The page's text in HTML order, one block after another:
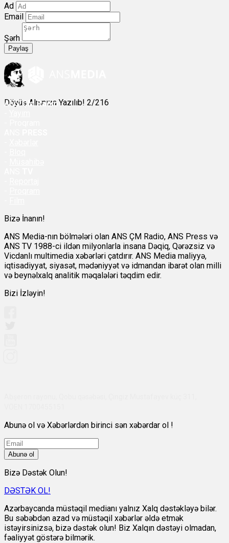
Ad
Email
Şərh
Paylaş
Döyüş Alnınıza Yazılıb! 2/216
ANSÇM Radio
Bizə İnanın!
ANS Media-nın bölmələri olan ANS ÇM Radio, ANS Press və
ANS TV 1988-ci ildən milyonlarla insana Dəqiq, Qərəzsiz və
Vicdanlı multimedia xəbərləri çatdırır. ANS Media maliyyə,
iqtisadiyyat, siyasət, mədəniyyət və idmandan ibarət olan milli
və beynəlxalq analitik məqalələri təqdim edir.
Bizi İzləyin!
Abunə ol və Xəbərlərdən birinci sən xəbərdar ol !
Abunə ol
Bizə Dəstək Olun!
DƏSTƏK OL!
Azərbaycanda müstəqil medianı yalnız Xalq dəstəkləyə bilər.
Bu səbəbdən azad və müstəqil xəbərlər əldə etmək
istəyirsinizsə, bizə dəstək olun! Biz Xalqın dəstəyi olmadan,
fəaliyyət göstərə bilmərik.